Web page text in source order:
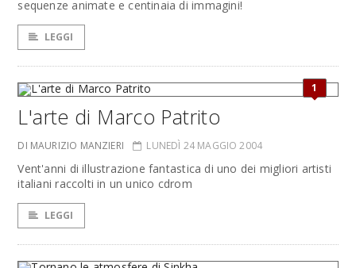
sequenze animate e centinaia di immagini!
LEGGI
1
L'arte di Marco Patrito
DI MAURIZIO MANZIERI LUNEDÌ 24 MAGGIO 2004
Vent'anni di illustrazione fantastica di uno dei migliori artisti
italiani raccolti in un unico cdrom
LEGGI